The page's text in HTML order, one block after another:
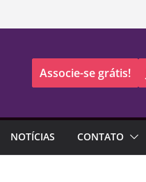
Associe-se grátis!
NOTÍCIAS CONTATO